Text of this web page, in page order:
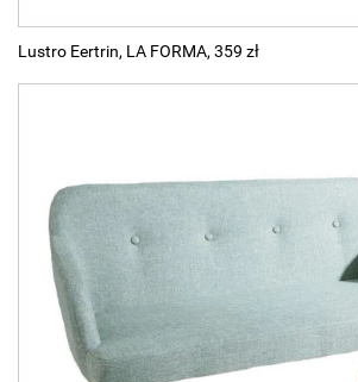
Lustro Eertrin, LA FORMA, 359 zł